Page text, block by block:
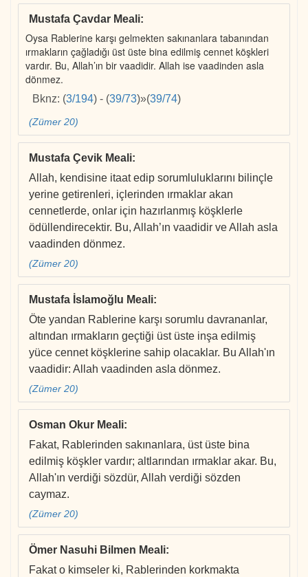
Mustafa Çavdar Meali:
Oysa Rablerine karşı gelmekten sakınanlara tabanından
ırmakların çağladığı üst üste bina edilmiş cennet köşkleri
vardır. Bu, Allah’ın bir vaadidir. Allah ise vaadinden asla
dönmez.
Bknz: (3/194) - (39/73)»(39/74)
(Zümer 20)
Mustafa Çevik Meali:
Allah, kendisine itaat edip sorumluluklarını bilinçle
yerine getirenleri, içlerinden ırmaklar akan
cennetlerde, onlar için hazırlanmış köşklerle
ödüllendirecektir. Bu, Allah’ın vaadidir ve Allah asla
vaadinden dönmez.
(Zümer 20)
Mustafa İslamoğlu Meali:
Öte yandan Rablerine karşı sorumlu davrananlar,
altından ırmakların geçtiği üst üste inşa edilmiş
yüce cennet köşklerine sahip olacaklar. Bu Allah'ın
vaadidir: Allah vaadinden asla dönmez.
(Zümer 20)
Osman Okur Meali:
Fakat, Rablerinden sakınanlara, üst üste bina
edilmiş köşkler vardır; altlarından ırmaklar akar. Bu,
Allah'ın verdiği sözdür, Allah verdiği sözden
caymaz.
(Zümer 20)
Ömer Nasuhi Bilmen Meali:
Fakat o kimseler ki, Rablerinden korkmakta